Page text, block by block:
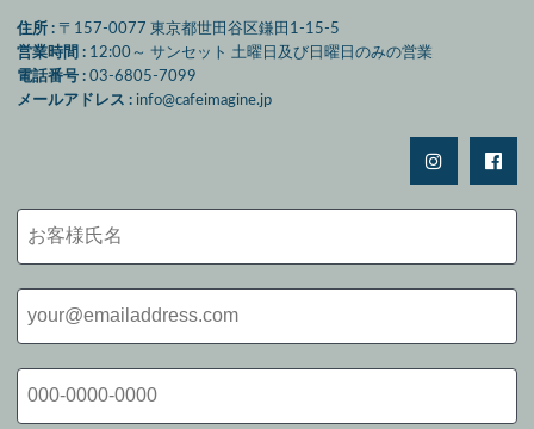
住所
〒157-0077 東京都世田谷区鎌田1-15-5
営業時間
12:00～ サンセット 土曜日及び日曜日のみの営業
電話番号
03-6805-7099
メールアドレス
info@cafeimagine.jp